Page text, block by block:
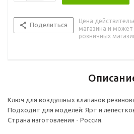
Поделиться
Цена
магазина и может
розничных
Ключ для воздушных клапанов
Подходит для моделей: Ярт и
Страна изготовления - Россия.